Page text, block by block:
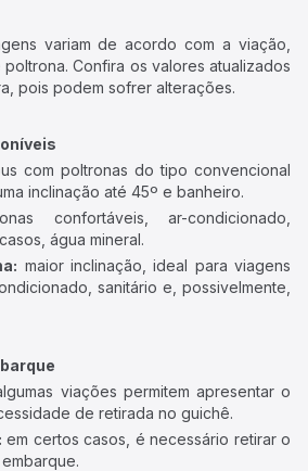
variam de acordo com a viação,
Confira os valores atualizados
pois podem sofrer alterações.
com poltronas do tipo convencional
inclinação até 45º e banheiro.
confortáveis, ar-condicionado,
água mineral.
maior inclinação, ideal para viagens
sanitário e, possivelmente,
viações permitem apresentar o
de retirada no guichê.
em certos casos, é necessário retirar o